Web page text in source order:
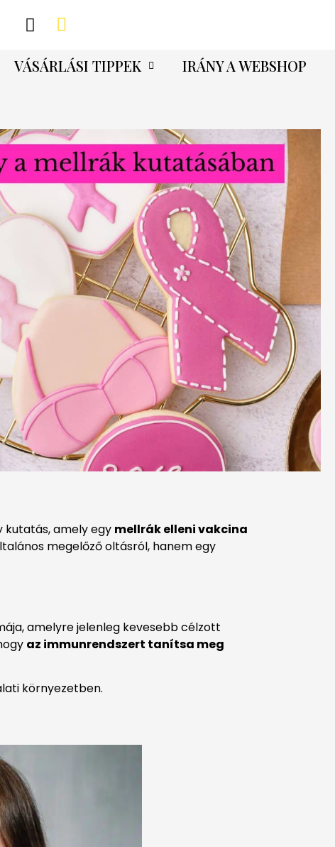
VÁSÁRLÁSI TIPPEK
IRÁNY A WEBSHOP
kutatás, amely egy mellrák elleni vakcina
megelőző oltásról, hanem egy
amelyre jelenleg kevesebb célzott
az immunrendszert tanítsa meg
környezetben.